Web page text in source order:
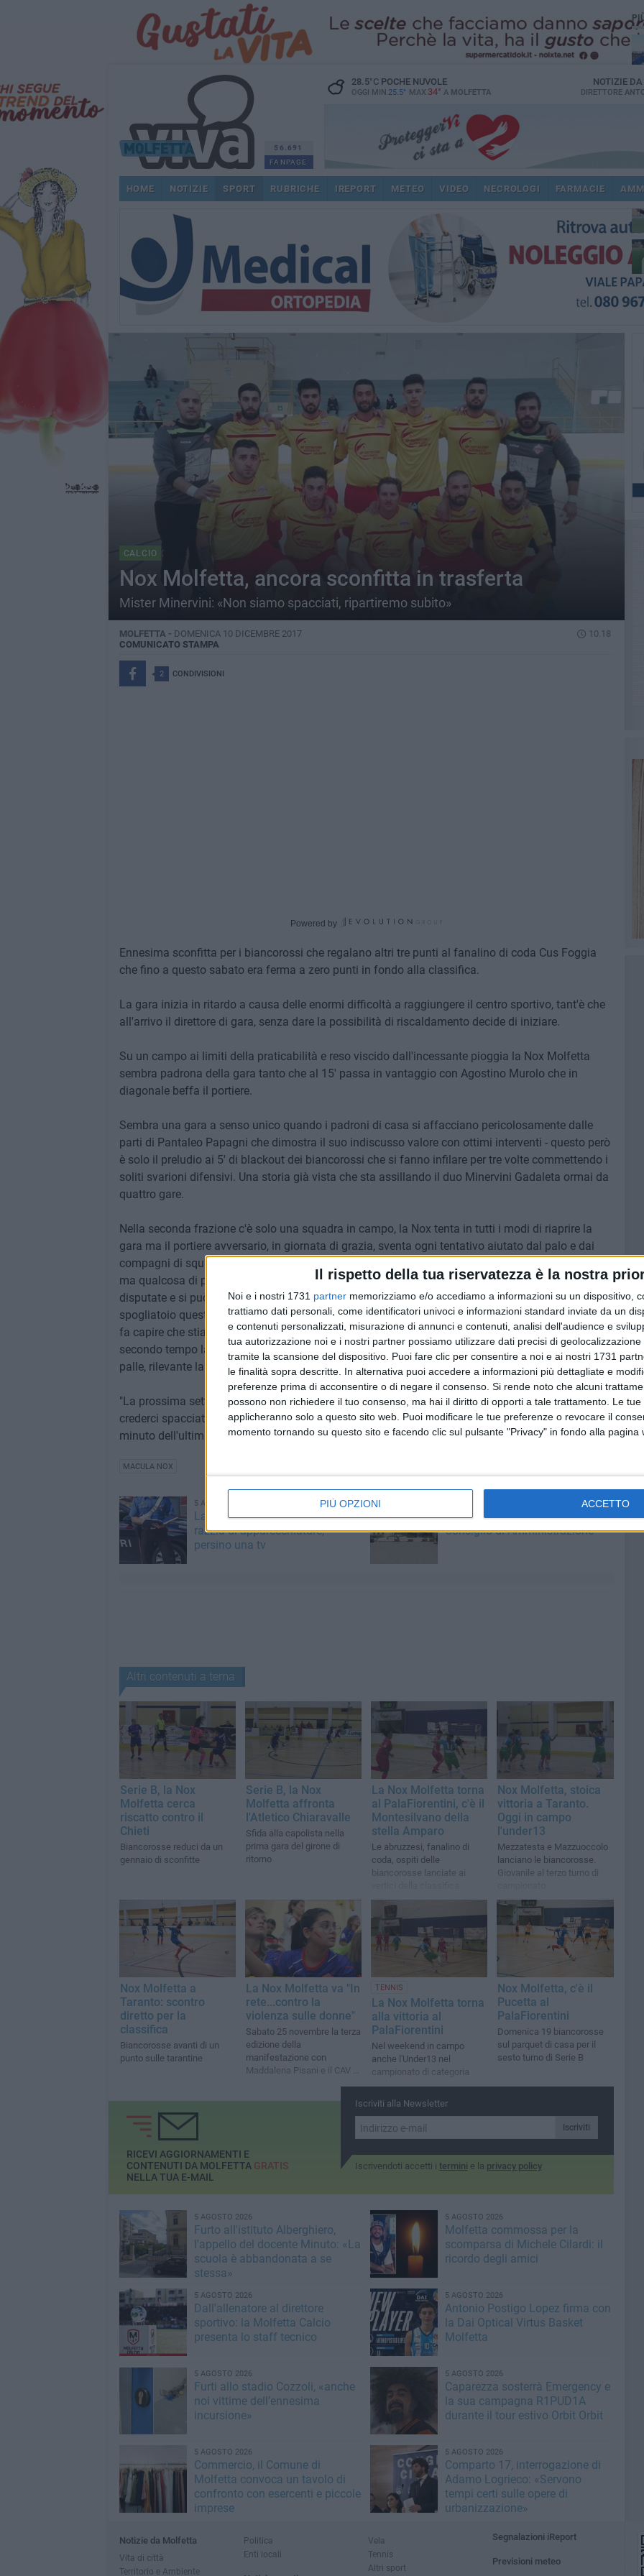
Il rispetto della tua riservatezza è la nostra
Noi e i nostri 1731 partner memorizziamo e/o accediamo a informazioni su un dispositivo,
trattiamo dati personali, come identificatori univoci e informazioni standard inviate da un
e contenuti personalizzati, misurazione di annunci e contenuti, analisi dell'audience e
tua autorizzazione noi e i nostri partner possiamo utilizzare dati precisi di
tramite la scansione del dispositivo. Puoi fare clic per consentire a noi e ai nostri 1731
le finalità sopra descritte. In alternativa puoi accedere a informazioni più dettagliate e
preferenze prima di acconsentire o di negare il consenso. Si rende noto che alcuni
possono non richiedere il tuo consenso, ma hai il diritto di opporti a tale trattamento. Le
applicheranno solo a questo sito web. Puoi modificare le tue preferenze o revocare il
momento tornando su questo sito e facendo clic sul pulsante "Privacy" in fondo alla pagina
PIÙ OPZIONI ACCETTO
56.691
FANPAGE
28.5°CPOCHE NUVOLE
OGGI MIN 25.5° MAX 34° A MOLFETTA
NOTIZIE DA
DIRETTORE
HOME NOTIZIE SPORT RUBRICHE IREPORT METEO VIDEO NECROLOGI FARMACIE
CALCIO
Nox Molfetta, ancora sconfitta in trasferta
Mister Minervini: «Non siamo spacciati, ripartiremo subito»
MOLFETTA - DOMENICA 10 DICEMBRE 2017
10.18
COMUNICATO STAMPA
2 CONDIVISIONI
Powered by
Ennesima sconfitta per i biancorossi che regalano altri tre punti al fanalino di coda Cus Foggia
che fino a questo sabato era ferma a zero punti in fondo alla classifica.
La gara inizia in ritardo a causa delle enormi difficoltà a raggiungere il centro sportivo, tant'è che
all'arrivo il direttore di gara, senza dare la possibilità di riscaldamento decide di iniziare.
Su un campo ai limiti della praticabilità e reso viscido dall'incessante pioggia la Nox Molfetta
sembra padrona della gara tanto che al 15' passa in vantaggio con Agostino Murolo che in
diagonale beffa il portiere.
Sembra una gara a senso unico quando i padroni di casa si affacciano pericolosamente dalle
parti di Pantaleo Papagni che dimostra il suo indiscusso valore con ottimi interventi - questo però
è solo il preludio ai 5' di blackout dei biancorossi che si fanno infilare per tre volte commettendo i
soliti svarioni difensivi. Una storia già vista che sta assillando il duo Minervini Gadaleta ormai da
quattro gare.
Nella seconda frazione c'è solo una squadra in campo, la Nox tenta in tutti i modi di riaprire la
gara ma il portiere avversario, in giornata di grazia, sventa ogni tentativo aiutato dal palo e dai
compagni di squadra che si limitano a rinviare ogni pallone. La gara finisce con il risultato di 3-1
ma qualcosa di positivo questa volta c'è: "si può perdere senza provarci come nelle ultime gare
disputate e si può perdere con la consapevolezza di averci provato in tutti i modi. Nello
spogliatoio questa sera ho respirato l'aria positiva che avevamo ad inizio campionato, questo mi
fa capire che stiamo tornando!" Queste le considerazioni dei due tecnici molfettesi infatti, nel
secondo tempo la Nox ha bombardato letteralmente la porta avversaria ed ha lottato su tutte le
palle, rilevante la prestazione del giovanissimo Spadavecchia classe 2000.
"La prossima settimana ospiteremo la prima della classe ma nessuno commetta l'errore di
crederci spacciati, risorgeremo dalle nostre ceneri e daremo battaglia a chiunque sino all'ultimo
minuto dell'ultima gara" , conclude un motivato mister Minervini.
MACULA NOX
5 AGOSTO 2026
Ladri all'istituto Alberghiero:
razzia di apparecchiature,
persino una tv
Multiservizi, nominato il nuovo
Consiglio di Amministrazione
Altri contenuti a tema
Serie B, la Nox
Molfetta cerca
riscatto contro il
Chieti
Biancorosse reduci da un
gennaio di sconfitte
Serie B, la Nox
Molfetta affronta
l'Atletico Chiaravalle
Sfida alla capolista nella
prima gara del girone di
ritorno
La Nox Molfetta torna
al PalaFiorentini, c'è il
Montesilvano della
stella Amparo
Le abruzzesi, fanalino di
coda, ospiti delle
biancorosse lanciate ai
Nox Molfetta, stoica
vittoria a Taranto.
Oggi in campo
l'under13
Mezzatesta e Mazzuoccolo
lanciano le biancorosse.
Giovanile al terzo turno di
Nox Molfetta a
Taranto: scontro
diretto per la
classifica
Biancorosse avanti di un
punto sulle tarantine
La Nox Molfetta va "In
rete...contro la
violenza sulle donne"
Sabato 25 novembre la terza
edizione della
manifestazione con
Maddalena Pisani e il CAV di
TENNIS
La Nox Molfetta torna
alla vittoria al
PalaFiorentini
Nel weekend in campo
anche l'Under13 nel
campionato di categoria
Nox Molfetta, c'è il
Pucetta al
PalaFiorentini
Domenica 19 biancorosse
sul parquet di casa per il
sesto turno di Serie B
Iscriviti alla Newsletter
Iscriviti
Iscrivendoti accetti i termini e la privacy policy
RICEVI AGGIORNAMENTI E
CONTENUTI DA MOLFETTA GRATIS
NELLA TUA E-MAIL
5 AGOSTO 2026
Furto all'istituto Alberghiero,
l'appello del docente Minuto: «La
scuola è abbandonata a se
stessa»
5 AGOSTO 2026
Molfetta commossa per la
scomparsa di Michele Cilardi: il
ricordo degli amici
5 AGOSTO 2026
Dall'allenatore al direttore
sportivo: la Molfetta Calcio
presenta lo staff tecnico
5 AGOSTO 2026
Antonio Postigo Lopez firma con
la Dai Optical Virtus Basket
Molfetta
5 AGOSTO 2026
Furti allo stadio Cozzoli, «anche
noi vittime dell’ennesima
incursione»
5 AGOSTO 2026
Caparezza sosterrà Emergency e
la sua campagna R1PUD1A
durante il tour estivo Orbit Orbit
5 AGOSTO 2026
Commercio, il Comune di
Molfetta convoca un tavolo di
confronto con esercenti e piccole
imprese
5 AGOSTO 2026
Comparto 17, interrogazione di
Adamo Logrieco: «Servono
tempi certi sulle opere di
urbanizzazione»
Notizie da Molfetta
Vita di città
Territorio e Ambiente
Politica
Enti locali
Vela
Tennis
Altri sport
Segnalazioni iReport
Previsioni meteo